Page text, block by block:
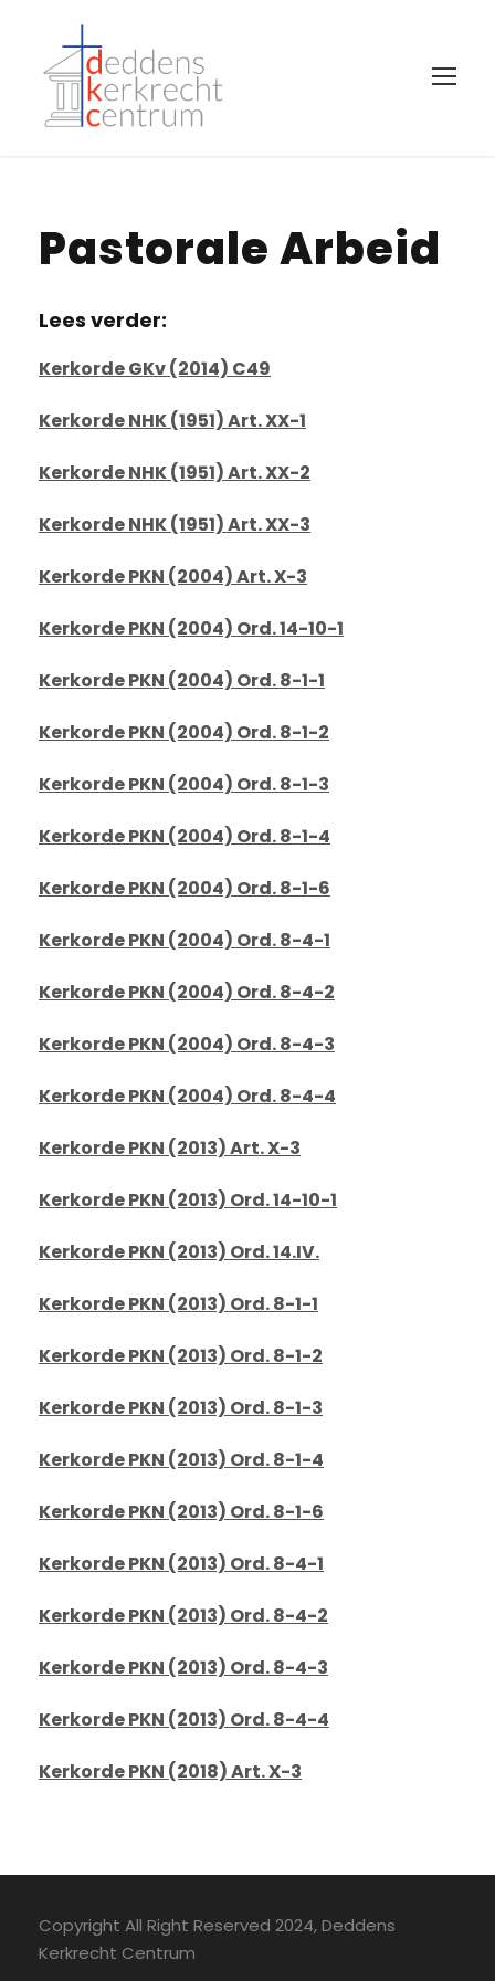
Pastorale Arbeid
Lees verder:
Kerkorde GKv (2014) C49
Kerkorde NHK (1951) Art. XX-1
Kerkorde NHK (1951) Art. XX-2
Kerkorde NHK (1951) Art. XX-3
Kerkorde PKN (2004) Art. X-3
Kerkorde PKN (2004) Ord. 14-10-1
Kerkorde PKN (2004) Ord. 8-1-1
Kerkorde PKN (2004) Ord. 8-1-2
Kerkorde PKN (2004) Ord. 8-1-3
Kerkorde PKN (2004) Ord. 8-1-4
Kerkorde PKN (2004) Ord. 8-1-6
Kerkorde PKN (2004) Ord. 8-4-1
Kerkorde PKN (2004) Ord. 8-4-2
Kerkorde PKN (2004) Ord. 8-4-3
Kerkorde PKN (2004) Ord. 8-4-4
Kerkorde PKN (2013) Art. X-3
Kerkorde PKN (2013) Ord. 14-10-1
Kerkorde PKN (2013) Ord. 14.IV.
Kerkorde PKN (2013) Ord. 8-1-1
Kerkorde PKN (2013) Ord. 8-1-2
Kerkorde PKN (2013) Ord. 8-1-3
Kerkorde PKN (2013) Ord. 8-1-4
Kerkorde PKN (2013) Ord. 8-1-6
Kerkorde PKN (2013) Ord. 8-4-1
Kerkorde PKN (2013) Ord. 8-4-2
Kerkorde PKN (2013) Ord. 8-4-3
Kerkorde PKN (2013) Ord. 8-4-4
Kerkorde PKN (2018) Art. X-3
Copyright All Right Reserved 2024, Deddens
Kerkrecht Centrum